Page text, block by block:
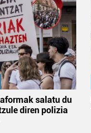
salatu du
diren polizia